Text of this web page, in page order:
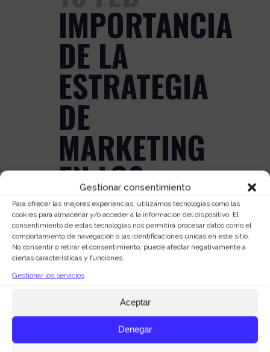
Gestionar consentimiento
Para ofrecer las mejores experiencias, utilizamos tecnologías como las
cookies para almacenar y/o acceder a la información del dispositivo. El
consentimiento de estas tecnologías nos permitirá procesar datos como el
comportamiento de navegación o las identificaciones únicas en este sitio.
No consentir o retirar el consentimiento, puede afectar negativamente a
ciertas características y funciones.
Gestionar los servicios
Aceptar
Denegar
IMPORTANCIA
DE LA
ESTRATEGIA
DE
MARKETING
EN LOS
EVENTOS
Posted at 09:29h in Estrategia
by
Marquid Agencia de Marketing
0
Comments
0 Likes
absolutamente fundamental en todas
y cada una de las acciones que se
realicen en una empresa diseñar una